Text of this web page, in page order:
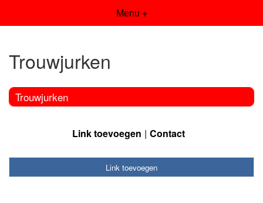
Menu +
Trouwjurken
Trouwjurken
Link toevoegen Contact
Link toevoegen